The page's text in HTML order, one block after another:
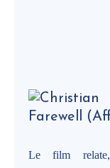
Le film relate,